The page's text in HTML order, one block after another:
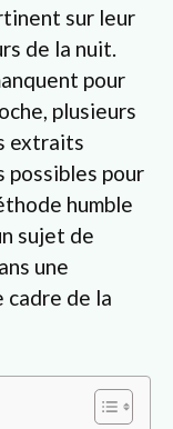
sur leur
de la nuit.
pour
plusieurs
extraits
possibles pour
humble
sujet de
une
cadre de la